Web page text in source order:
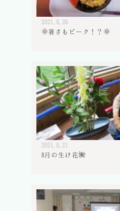
2021.8.26
🌞暑さもピーク！？🌞
2021.8.21
8月の生け花🌺